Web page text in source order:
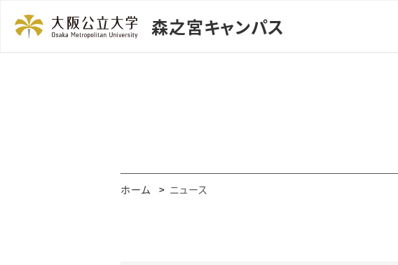
森之宮キャンパス
ホーム ニュース